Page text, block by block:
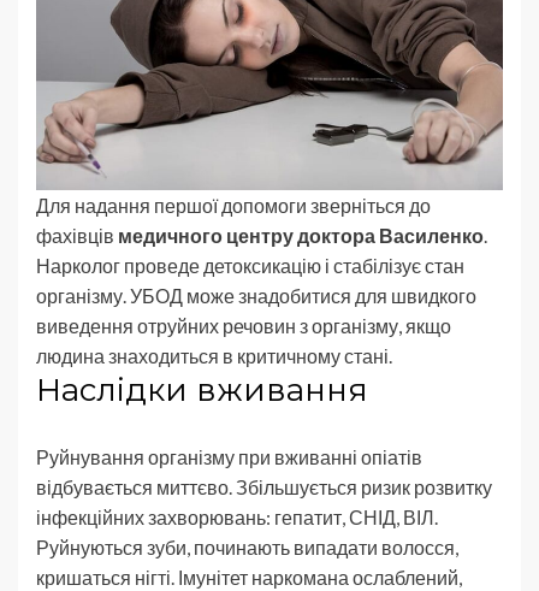
Для надання першої допомоги зверніться до
фахівців медичного центру доктора Василенко.
Нарколог проведе детоксикацію і стабілізує стан
організму. УБОД може знадобитися для швидкого
виведення отруйних речовин з організму, якщо
людина знаходиться в критичному стані.
Наслідки вживання
Руйнування організму при вживанні опіатів
відбувається миттєво. Збільшується ризик розвитку
інфекційних захворювань: гепатит, СНІД, ВІЛ.
Руйнуються зуби, починають випадати волосся,
кришаться нігті. Імунітет наркомана ослаблений,